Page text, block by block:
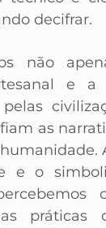
decifrar.
não
e a
as
e o
práticas